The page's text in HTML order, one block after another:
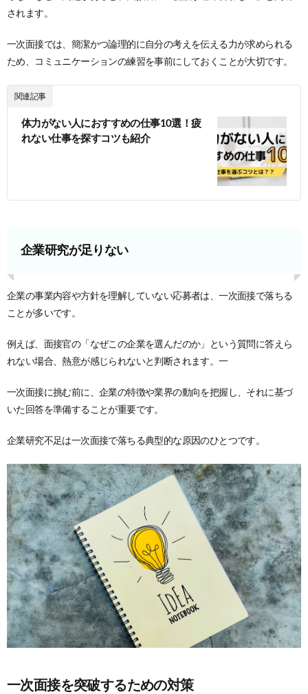
されます。
一次面接では、簡潔かつ論理的に自分の考えを伝える力が求められる
ため、コミュニケーションの練習を事前にしておくことが大切です。
関連記事
体力がない人におすすめの仕事10選！疲
れない仕事を探すコツも紹介
企業研究が足りない
企業の事業内容や方針を理解していない応募者は、一次面接で落ちる
ことが多いです。
例えば、面接官の「なぜこの企業を選んだのか」という質問に答えら
れない場合、熱意が感じられないと判断されます。一
一次面接に挑む前に、企業の特徴や業界の動向を把握し、それに基づ
いた回答を準備することが重要です。
企業研究不足は一次面接で落ちる典型的な原因のひとつです。
一次面接を突破するための対策